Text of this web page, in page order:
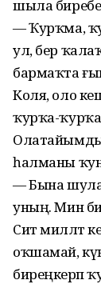
шыла
— Ҡурҡма,
ул, бер
бармаҡта
Коля, оло
ҡурҡа-
һалманы
— Бына
уның. Мин
Сит милләт
оҡшамай,
биреңкерәп